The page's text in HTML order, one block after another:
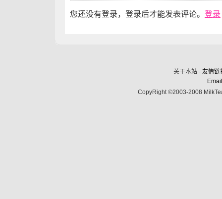
您还没有登录，登录后才能发表评论。 登录
关于本站 - 友情链
CopyRight ©2003-2008